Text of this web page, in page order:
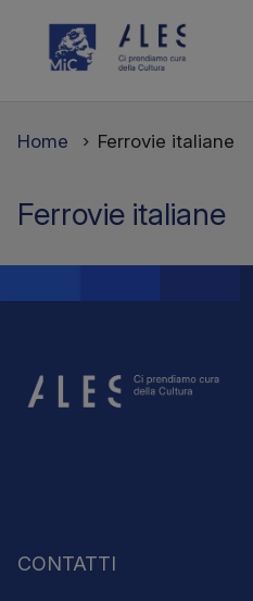
Home Ferrovie italiane
Ferrovie italiane
CONTATTI